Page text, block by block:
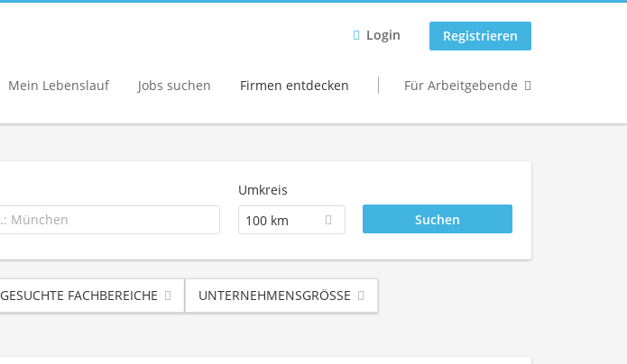
Login Registrieren
Mein Lebenslauf Jobs suchen Firmen entdecken Für Arbeitgebende
Umkreis
100 km
GESUCHTE FACHBEREICHE UNTERNEHMENSGRÖSSE